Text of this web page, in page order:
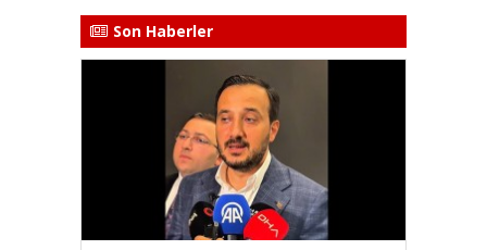
Son Haberler